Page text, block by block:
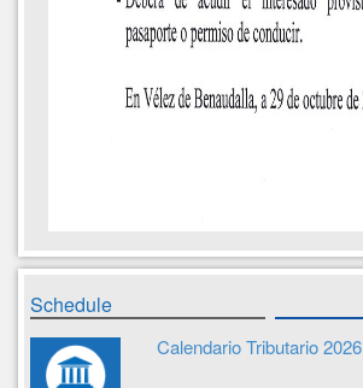
Schedule
Calendario Tributario 2026